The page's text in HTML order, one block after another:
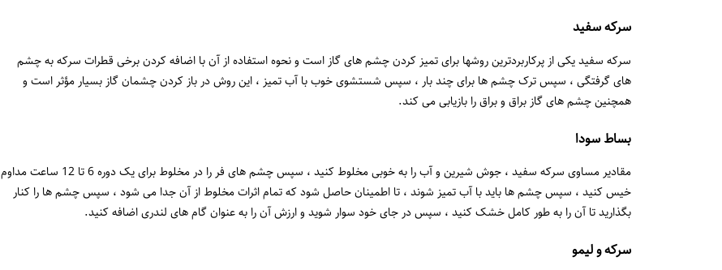
سرکه سفید
سرکه سفید یکی از پرکاربردترین روشها برای تمیز کردن چشم های گاز است و نحوه استفاده از آن با اضافه کردن برخی قطرات سرکه به چشم
های گرفتگی ، سپس ترک چشم ها برای چند بار ، سپس شستشوی خوب با آب تمیز ، این روش در باز کردن چشمان گاز بسیار مؤثر است و
همچنین چشم های گاز براق و براق را بازیابی می کند.
بساط سودا
مقادیر مساوی سرکه سفید ، جوش شیرین و آب را به خوبی مخلوط کنید ، سپس چشم های فر را در مخلوط برای یک دوره 6 تا 12 ساعت مداوم
خیس کنید ، سپس چشم ها باید با آب تمیز شوند ، تا اطمینان حاصل شود که تمام اثرات مخلوط از آن جدا می شود ، سپس چشم ها را کنار
بگذارید تا آن را به طور کامل خشک کنید ، سپس در جای خود سوار شوید و ارزش آن را به عنوان گام های لندری اضافه کنید.
سرکه و لیمو